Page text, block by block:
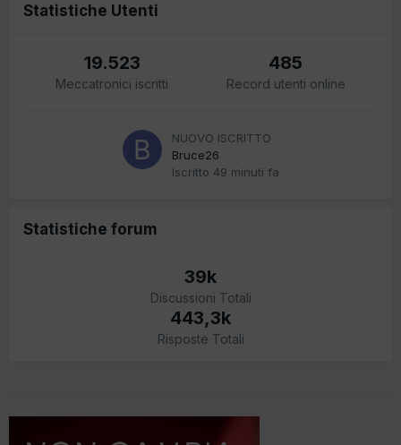
Statistiche Utenti
19.523
Meccatronici iscritti
485
Record utenti online
NUOVO ISCRITTO
Bruce26
Iscritto 49 minuti fa
Statistiche forum
39k
Discussioni Totali
443,3k
Risposte Totali